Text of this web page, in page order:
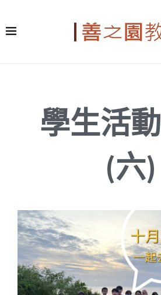
學生活
(六)